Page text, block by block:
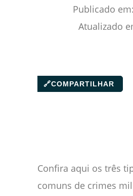
Publicado em:
Atualizado
🔗COMPARTILHAR
Confira aqui os três
comuns de crimes